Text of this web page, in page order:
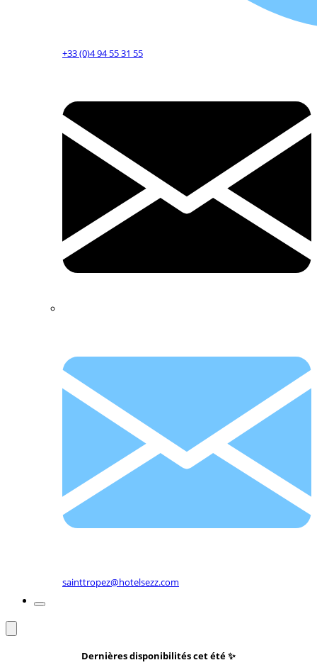
+33 (0)4 94 55 31 55
sainttropez@hotelsezz.com
Dernières disponibilités cet été ✨